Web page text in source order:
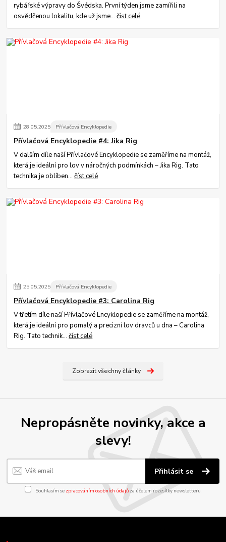
rybářské výpravy do Švédska. První týden jsme zamířili na
osvědčenou lokalitu, kde už jsme...číst celé
28.05.2025 Přívlačová Encyklopedie
Přívlačová Encyklopedie #4: Jika Rig
V dalším díle naší Přívlačové Encyklopedie se zaměříme na montáž,
která je ideální pro lov v náročných podmínkách – Jika Rig. Tato
technika je oblíben...číst celé
25.05.2025 Přívlačová Encyklopedie
Přívlačová Encyklopedie #3: Carolina Rig
V třetím díle naší Přívlačové Encyklopedie se zaměříme na montáž,
která je ideální pro pomalý a precizní lov dravců u dna – Carolina
Rig. Tato technik...číst celé
Zobrazit všechny články
Nepropásněte novinky, akce a
slevy!
Přihlásit se
Souhlasím se zpracováním osobních údajůza účelem rozesílky newsletteru.